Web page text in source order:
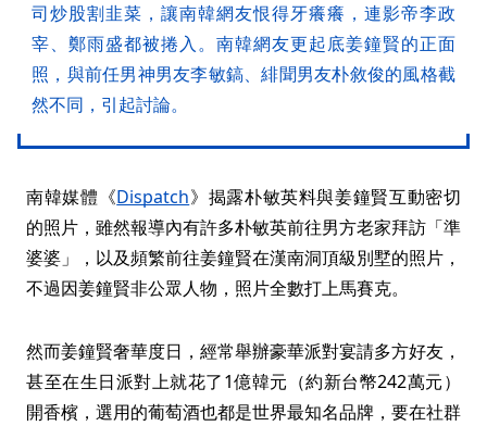
司炒股割韭菜，讓南韓網友恨得牙癢癢，連影帝李政
宰、鄭雨盛都被捲入。南韓網友更起底姜鐘賢的正面
照，與前任男神男友李敏鎬、緋聞男友朴敘俊的風格截
然不同，引起討論。
南韓媒體《Dispatch》揭露朴敏英料與姜鐘賢互動密切
的照片，雖然報導內有許多朴敏英前往男方老家拜訪「準
婆婆」，以及頻繁前往姜鐘賢在漢南洞頂級別墅的照片，
不過因姜鐘賢非公眾人物，照片全數打上馬賽克。
然而姜鐘賢奢華度日，經常舉辦豪華派對宴請多方好友，
甚至在生日派對上就花了1億韓元（約新台幣242萬元）
開香檳，選用的葡萄酒也都是世界最知名品牌，要在社群